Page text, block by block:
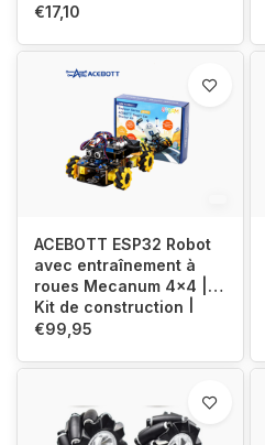
€17,10
ACEBOTT ESP32 Robot
avec entraînement à
roues Mecanum 4x4 |
Kit de construction |
STEM
€99,95